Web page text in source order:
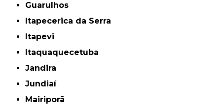
Guarulhos
Itapecerica da Serra
Itapevi
Itaquaquecetuba
Jandira
Jundiaí
Mairiporã